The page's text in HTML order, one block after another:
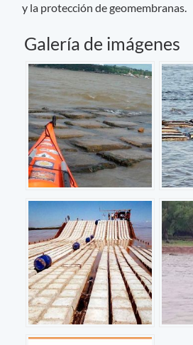
y la protección de geomembranas.
Galería de imágenes